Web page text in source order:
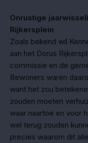
Onrustige
Rijkersplein
Zoals bekend wil
aan het Dorus
commissie en de
Bewoners waren
want het zou
zouden moeten
waar naartoe en voor
wel terug zouden
precies waarom dit